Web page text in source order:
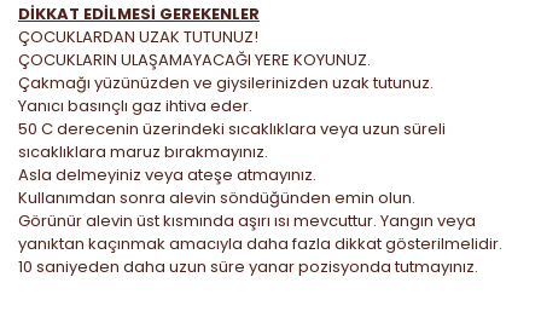
DİKKAT EDİLMESİ GEREKENLER
ÇOCUKLARDAN UZAK TUTUNUZ!
ÇOCUKLARIN ULAŞAMAYACAĞI YERE KOYUNUZ.
Çakmağı yüzünüzden ve giysilerinizden uzak tutunuz.
Yanıcı basınçlı gaz ihtiva eder.
50 C derecenin üzerindeki sıcaklıklara veya uzun süreli
sıcaklıklara maruz bırakmayınız.
Asla delmeyiniz veya ateşe atmayınız.
Kullanımdan sonra alevin söndüğünden emin olun.
Görünür alevin üst kısmında aşırı ısı mevcuttur. Yangın veya
yanıktan kaçınmak amacıyla daha fazla dikkat gösterilmelidir.
10 saniyeden daha uzun süre yanar pozisyonda tutmayınız.